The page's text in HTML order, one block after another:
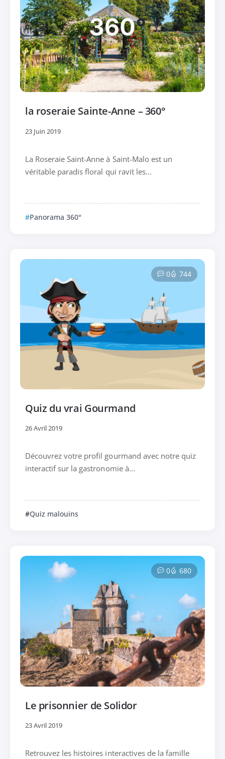
la roseraie Sainte-Anne – 360°
23 Juin 2019
La Roseraie Saint-Anne à Saint-Malo est un
véritable paradis floral qui ravit les...
Panorama 360°
0 744
Quiz du vrai Gourmand
26 Avril 2019
Découvrez votre profil gourmand avec notre quiz
interactif sur la gastronomie à...
Quiz malouins
0 680
Le prisonnier de Solidor
23 Avril 2019
Retrouvez les histoires interactives de la famille